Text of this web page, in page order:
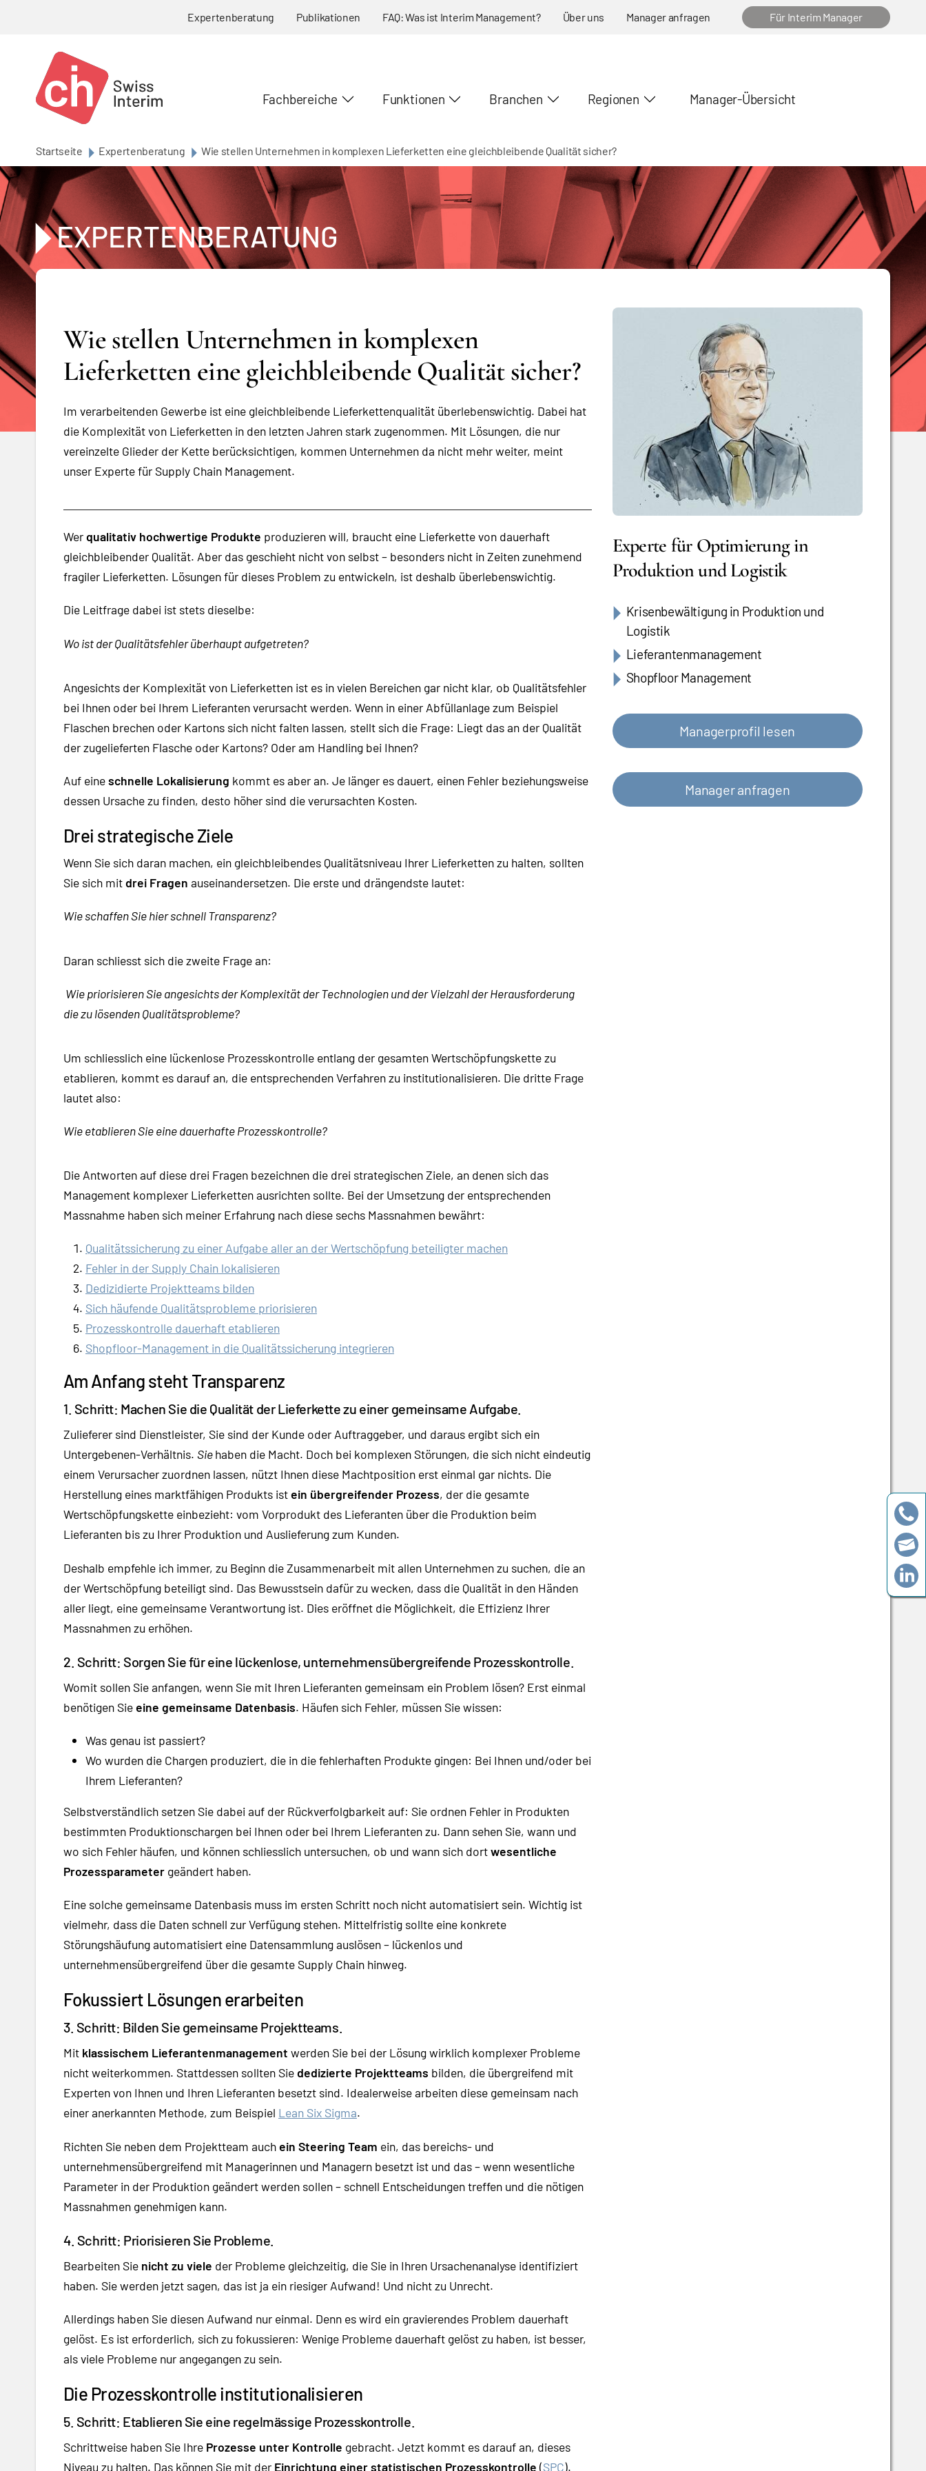
Expertenberatung Publikationen FAQ: Was ist Interim Management? Über uns Manager anfragen Für Interim Manager
Fachbereiche Funktionen Branchen Regionen Manager-Übersicht
Startseite Expertenberatung Wie stellen Unternehmen in komplexen Lieferketten eine gleichbleibende Qualität sicher?
EXPERTENBERATUNG
Wie stellen Unternehmen in komplexen
Lieferketten eine gleichbleibende Qualität sicher?
Im verarbeitenden Gewerbe ist eine gleichbleibende Lieferkettenqualität überlebenswichtig. Dabei hat
die Komplexität von Lieferketten in den letzten Jahren stark zugenommen. Mit Lösungen, die nur
vereinzelte Glieder der Kette berücksichtigen, kommen Unternehmen da nicht mehr weiter, meint
unser Experte für Supply Chain Management.
Werqualitativ hochwertige Produkte produzieren will, braucht eine Lieferkette von dauerhaft
gleichbleibender Qualität. Aber das geschieht nicht von selbst – besonders nicht in Zeiten zunehmend
fragiler Lieferketten. Lösungen für dieses Problem zu entwickeln, ist deshalb überlebenswichtig.
Die Leitfrage dabei ist stets dieselbe:
Wo ist der Qualitätsfehler überhaupt aufgetreten?
Angesichts der Komplexität von Lieferketten ist es in vielen Bereichen gar nicht klar, ob Qualitätsfehler
bei Ihnen oder bei Ihrem Lieferanten verursacht werden. Wenn in einer Abfüllanlage zum Beispiel
Flaschen brechen oder Kartons sich nicht falten lassen, stellt sich die Frage: Liegt das an der Qualität
der zugelieferten Flasche oder Kartons? Oder am Handling bei Ihnen?
Auf eineschnelle Lokalisierung kommt es aber an. Je länger es dauert, einen Fehler beziehungsweise
dessen Ursache zu finden, desto höher sind die verursachten Kosten.
Drei strategische Ziele
Wenn Sie sich daran machen, ein gleichbleibendes Qualitätsniveau Ihrer Lieferketten zu halten, sollten
Sie sich mitdrei Fragen auseinandersetzen. Die erste und drängendste lautet:
Wie schaffen Sie hier schnell Transparenz?
Daran schliesst sich die zweite Frage an:
Wie priorisieren Sie angesichts der Komplexität der Technologien und der Vielzahl der Herausforderung
die zu lösenden Qualitätsprobleme?
Um schliesslich eine lückenlose Prozesskontrolle entlang der gesamten Wertschöpfungskette zu
etablieren, kommt es darauf an, die entsprechenden Verfahren zu institutionalisieren. Die dritte Frage
lautet also:
Wie etablieren Sie eine dauerhafte Prozesskontrolle?
Die Antworten auf diese drei Fragen bezeichnen die drei strategischen Ziele, an denen sich das
Management komplexer Lieferketten ausrichten sollte. Bei der Umsetzung der entsprechenden
Massnahme haben sich meiner Erfahrung nach diese sechs Massnahmen bewährt:
Qualitätssicherung zu einer Aufgabe aller an der Wertschöpfung beteiligter machen
Fehler in der Supply Chain lokalisieren
Dedizidierte Projektteams bilden
Sich häufende Qualitätsprobleme priorisieren
Prozesskontrolle dauerhaft etablieren
Shopfloor-Management in die Qualitätssicherung integrieren
Am Anfang steht Transparenz
1. Schritt: Machen Sie die Qualität der Lieferkette zu einer gemeinsame Aufgabe.
Zulieferer sind Dienstleister, Sie sind der Kunde oder Auftraggeber, und daraus ergibt sich ein
Untergebenen-Verhältnis. Siehaben die Macht. Doch bei komplexen Störungen, die sich nicht eindeutig
einem Verursacher zuordnen lassen, nützt Ihnen diese Machtposition erst einmal gar nichts. Die
Herstellung eines marktfähigen Produkts istein übergreifender Prozess, der die gesamte
Wertschöpfungskette einbezieht: vom Vorprodukt des Lieferanten über die Produktion beim
Lieferanten bis zu Ihrer Produktion und Auslieferung zum Kunden.
Deshalb empfehle ich immer, zu Beginn die Zusammenarbeit mit allen Unternehmen zu suchen, die an
der Wertschöpfung beteiligt sind. Das Bewusstsein dafür zu wecken, dass die Qualität in den Händen
aller liegt, eine gemeinsame Verantwortung ist. Dies eröffnet die Möglichkeit, die Effizienz Ihrer
Massnahmen zu erhöhen.
2. Schritt: Sorgen Sie für eine lückenlose, unternehmensübergreifende Prozesskontrolle.
Womit sollen Sie anfangen, wenn Sie mit Ihren Lieferanten gemeinsam ein Problem lösen? Erst einmal
benötigen Sieeine gemeinsame Datenbasis. Häufen sich Fehler, müssen Sie wissen:
Was genau ist passiert?
Wo wurden die Chargen produziert, die in die fehlerhaften Produkte gingen: Bei Ihnen und/oder bei
Ihrem Lieferanten?
Selbstverständlich setzen Sie dabei auf der Rückverfolgbarkeit auf: Sie ordnen Fehler in Produkten
bestimmten Produktionschargen bei Ihnen oder bei Ihrem Lieferanten zu. Dann sehen Sie, wann und
wo sich Fehler häufen, und können schliesslich untersuchen, ob und wann sich dortwesentliche
Prozessparameter geändert haben.
Eine solche gemeinsame Datenbasis muss im ersten Schritt noch nicht automatisiert sein. Wichtig ist
vielmehr, dass die Daten schnell zur Verfügung stehen. Mittelfristig sollte eine konkrete
Störungshäufung automatisiert eine Datensammlung auslösen – lückenlos und
unternehmensübergreifend über die gesamte Supply Chain hinweg.
Fokussiert Lösungen erarbeiten
3. Schritt: Bilden Sie gemeinsame Projektteams.
Mit klassischem Lieferantenmanagement werden Sie bei der Lösung wirklich komplexer Probleme
nicht weiterkommen. Stattdessen sollten Siededizierte Projektteams bilden, die übergreifend mit
Experten von Ihnen und Ihren Lieferanten besetzt sind. Idealerweise arbeiten diese gemeinsam nach
einer anerkannten Methode, zum Beispiel Lean Six Sigma.
Richten Sie neben dem Projektteam auchein Steering Team ein, das bereichs- und
unternehmensübergreifend mit Managerinnen und Managern besetzt ist und das – wenn wesentliche
Parameter in der Produktion geändert werden sollen – schnell Entscheidungen treffen und die nötigen
Massnahmen genehmigen kann.
4. Schritt: Priorisieren Sie Probleme.
Bearbeiten Sie nicht zu viele der Probleme gleichzeitig, die Sie in Ihren Ursachenanalyse identifiziert
haben. Sie werden jetzt sagen, das ist ja ein riesiger Aufwand! Und nicht zu Unrecht.
Allerdings haben Sie diesen Aufwand nur einmal. Denn es wird ein gravierendes Problem dauerhaft
gelöst. Es ist erforderlich, sich zu fokussieren: Wenige Probleme dauerhaft gelöst zu haben, ist besser,
als viele Probleme nur angegangen zu sein.
Die Prozesskontrolle institutionalisieren
5. Schritt: Etablieren Sie eine regelmässige Prozesskontrolle.
Schrittweise haben Sie Ihre Prozesse unter Kontrolle gebracht. Jetzt kommt es darauf an, dieses
Niveau zu halten. Das können Sie mit der Einrichtung einer statistischen Prozesskontrolle (SPC).
Experte für Optimierung in
Produktion und Logistik
Krisenbewältigung in Produktion und
Logistik
Lieferantenmanagement
Shopfloor Management
Managerprofil lesen
Manager anfragen